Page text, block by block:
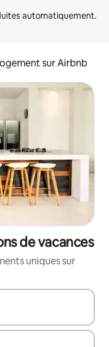
sur Airbnb
de vacances
uniques sur
les flèches vers le